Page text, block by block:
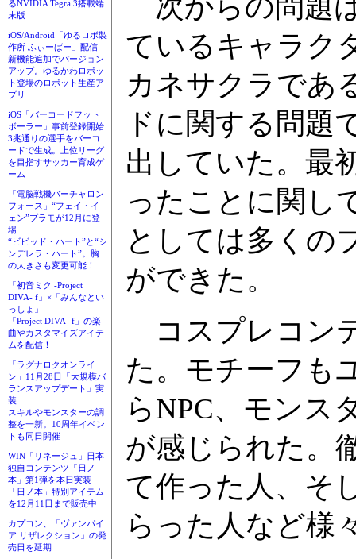
るNVIDIA Tegra 3搭載端
末版
iOS/Android「ゆるロボ製
作所 ふぃーばー」配信
新機能追加でバージョン
アップ。ゆるかわロボッ
ト登場のロボット生産ア
プリ
iOS「バーコードフット
ボーラー」事前登録開始
3兆通りの選手をバーコ
ードで生成。上位リーグ
を目指すサッカー育成ゲ
ーム
「電脳戦機バーチャロン
フォース」“フェイ・イ
ェン”プラモが12月に登
場
“ビビッド・ハート”と“シ
ンデレラ・ハート”。胸
の大きさも変更可能！
「初音ミク -Project
DIVA- f」×「みんなとい
っしょ」
「Project DIVA- f」の楽
曲やカスタマイズアイテ
ムを配信！
「ラグナロクオンライ
ン」11月28日「大規模バ
ランスアップデート」実
装
スキルやモンスターの調
整を一新。10周年イベン
トも同日開催
WIN「リネージュ」日本
独自コンテンツ「日ノ
本」第1弾を本日実装
「日ノ本」特別アイテム
を12月11日まで販売中
カプコン、「ヴァンパイ
ア リザレクション」の発
売日を延期
次からの問題
ているキャラク
カネサクラであ
ドに関する問題
出していた。最
ったことに関し
としては多くの
ができた。
コスプレコン
た。モチーフも
らNPC、モンス
が感じられた。
て作った人、そ
らった人など様